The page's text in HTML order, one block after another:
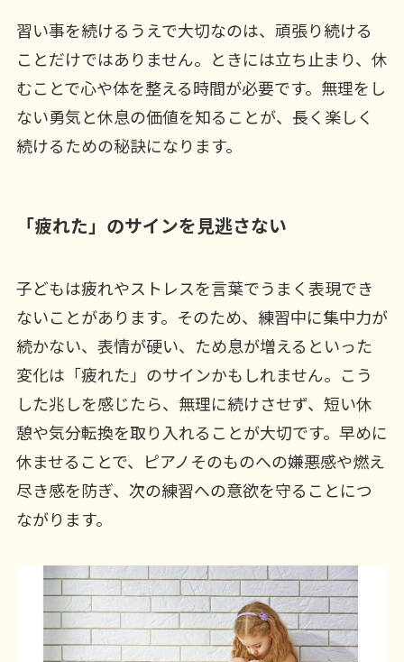
習い事を続けるうえで大切なのは、頑張り続ける
ことだけではありません。ときには立ち止まり、休
むことで心や体を整える時間が必要です。無理をし
ない勇気と休息の価値を知ることが、長く楽しく
続けるための秘訣になります。
「疲れた」のサインを見逃さない
子どもは疲れやストレスを言葉でうまく表現でき
ないことがあります。そのため、練習中に集中力が
続かない、表情が硬い、ため息が増えるといった
変化は「疲れた」のサインかもしれません。こう
した兆しを感じたら、無理に続けさせず、短い休
憩や気分転換を取り入れることが大切です。早めに
休ませることで、ピアノそのものへの嫌悪感や燃え
尽き感を防ぎ、次の練習への意欲を守ることにつ
ながります。